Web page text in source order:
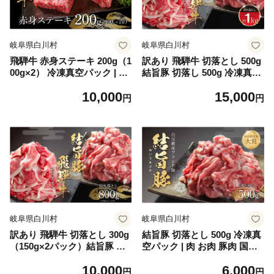
岐阜県白川村
飛騨牛 赤身ステーキ 200g（1
00g×2） 冷凍真空パック | 肉
牛 和牛 人気 おすすめ 牛肉
10,000円
岐阜県白川村
訳あり 飛騨牛 切落とし 500g
結旨豚 切落し 500g 冷凍真空
すき焼き すきやき 黒毛和牛
り寄せ【MS022】
15,000円
岐阜県白川村
訳あり 飛騨牛 切落とし 300g
（150g×2パック）結旨豚 切
肉 お肉 切り落とし すき焼き
10,000円
岐阜県白川村
結旨豚 切落とし 500g 冷凍真
空パック | 肉 お肉 豚肉 国産
あり 白川郷 岐阜県 白川村 ブ
6,000円